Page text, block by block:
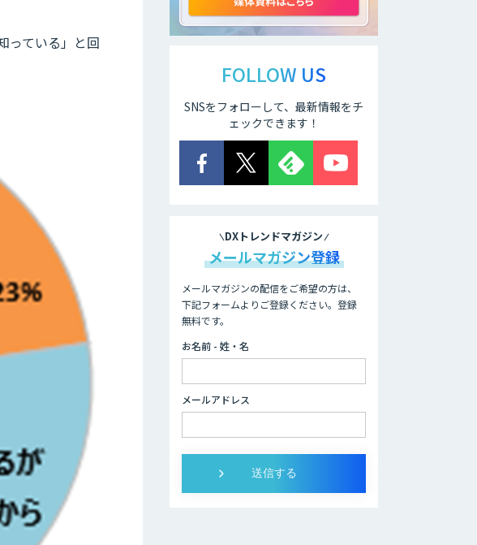
っている」と回
アリストルの法人
ELYZA Works
with KDDI
JAPAN AI
医療文書作成を効
率化する生成
AI「OPTiM AI ホ
データ分析/AI開
発/コンサルティン
グ
FOLLOW US
SNSをフォローして、最新情報をチ
ェックできます！
DXトレンドマガジン
メールマガジン登録
メールマガジンの配信をご希望の方は、
下記フォームよりご登録ください。登録
無料です。
お名前 - 姓・名
メールアドレス